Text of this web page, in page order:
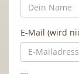
E-Mail (wird